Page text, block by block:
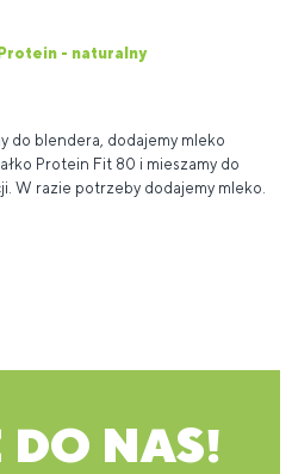
- naturalny
do blendera, dodajemy mleko
Protein Fit 80 i mieszamy do
W razie potrzeby dodajemy mleko.
NAS!